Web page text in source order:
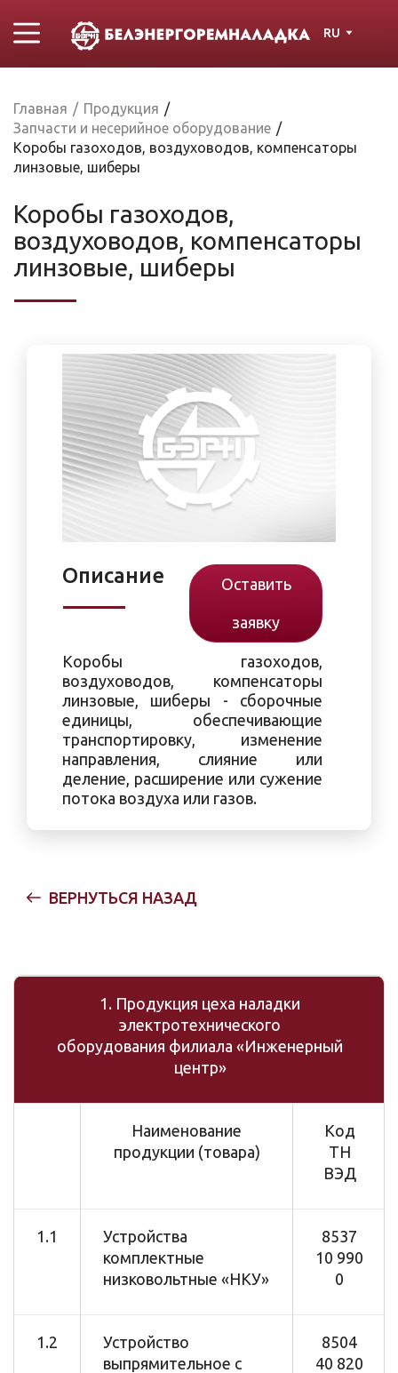
RU
Главная / Продукция /
Запчасти и несерийное оборудование /
Коробы газоходов, воздуховодов, компенсаторы
линзовые, шиберы
Коробы газоходов,
воздуховодов, компенсаторы
линзовые, шиберы
Описание Оставить
заявку
Коробы газоходов,
воздуховодов, компенсаторы
линзовые, шиберы - сборочные
единицы, обеспечивающие
транспортировку, изменение
направления, слияние или
деление, расширение или сужение
потока воздуха или газов.
ВЕРНУТЬСЯ НАЗАД
1. Продукция цеха наладки
электротехнического
оборудования филиала «Инженерный
центр»
Наименование
продукции (товара)
Код
ТН
ВЭД
1.1
Устройства
комплектные
низковольтные «НКУ»
8537
10 990
0
1.2
Устройство
выпрямительное с
8504
40 820